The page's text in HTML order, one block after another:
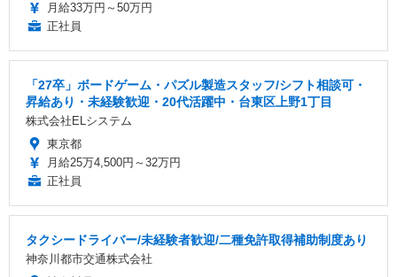
月給33万円～50万円
正社員
「27卒」ボードゲーム・パズル製造スタッフ/シフト相談可・
昇給あり・未経験歓迎・20代活躍中・台東区上野1丁目
株式会社ELシステム
東京都
月給25万4,500円～32万円
正社員
タクシードライバー/未経験者歓迎/二種免許取得補助制度あり
神奈川都市交通株式会社